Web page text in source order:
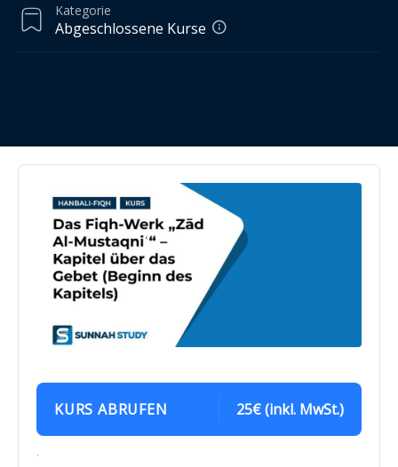
Kategorie
Abgeschlossene Kurse
KURS ABRUFEN 25€ (inkl. MwSt.)
.